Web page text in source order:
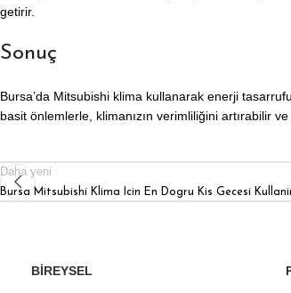
getirir.
Sonuç
Bursa’da Mitsubishi klima kullanarak enerji
basit önlemlerle, klimanızın verimliliğini artırabilir
Daha yeni
Bursa Mitsubishi Klima Icin En Dogru Kis Gecesi
BIREYSEL